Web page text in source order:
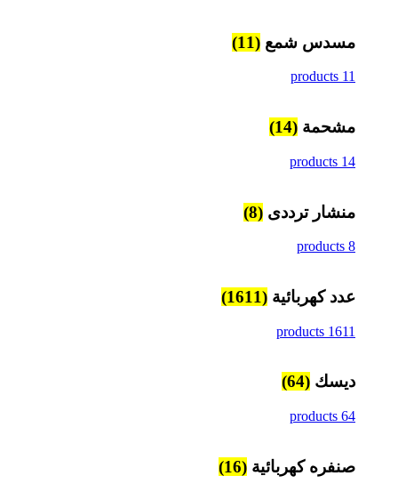
مسدس شمع (11)
11 products
مشحمة (14)
14 products
منشار ترددى (8)
8 products
عدد كهربائية (1611)
1611 products
ديسك (64)
64 products
صنفره كهربائية (16)